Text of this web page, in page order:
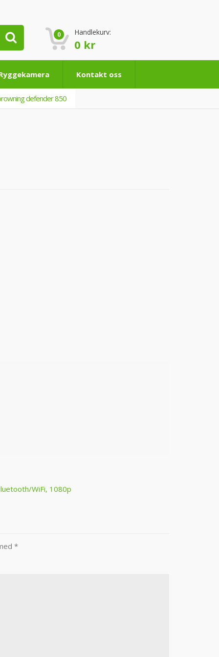
0 Handlekurv:
0 kr
Kontakt oss
defender 850
WiFi, 1080p
*